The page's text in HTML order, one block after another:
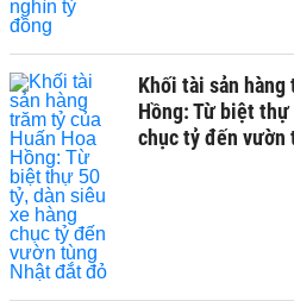
Khối tài sản hàng
Hồng: Từ biệt thự
chục tỷ đến vườn